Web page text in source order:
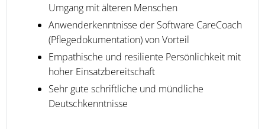
Umgang mit älteren Menschen
Anwenderkenntnisse der Software CareCoach
(Pflegedokumentation) von Vorteil
Empathische und resiliente Persönlichkeit mit
hoher Einsatzbereitschaft
Sehr gute schriftliche und mündliche
Deutschkenntnisse